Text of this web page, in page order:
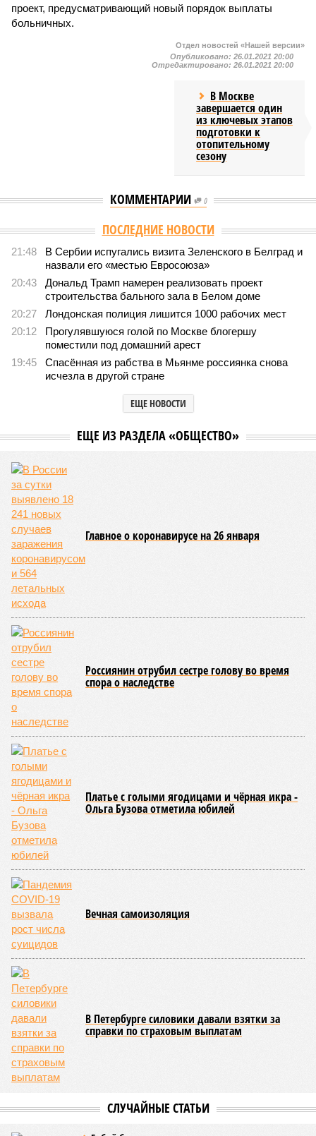
проект, предусматривающий новый порядок выплаты
больничных.
Отдел новостей «Нашей версии»
Опубликовано: 26.01.2021 20:00
Отредактировано: 26.01.2021 20:00
В Москве
завершается один
из ключевых этапов
подготовки к
отопительному
сезону
КОММЕНТАРИИ 0
ПОСЛЕДНИЕ НОВОСТИ
21:48
В Сербии испугались визита Зеленского в Белград и
назвали его «местью Евросоюза»
20:43
Дональд Трамп намерен реализовать проект
строительства бального зала в Белом доме
20:27
Лондонская полиция лишится 1000 рабочих мест
20:12
Прогулявшуюся голой по Москве блогершу
поместили под домашний арест
19:45
Спасённая из рабства в Мьянме россиянка снова
исчезла в другой стране
ЕЩЕ НОВОСТИ
НОВОСТИ ПАРТНЕРОВ
Россиянин отрубил сестре голову во время
Ольга Бузова отметила юбилей